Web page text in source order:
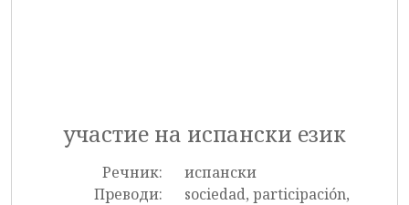
участие на испански език
Речник:
испански
Преводи:
sociedad, participación,